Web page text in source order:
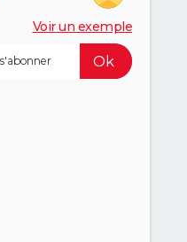
Voir un exemple